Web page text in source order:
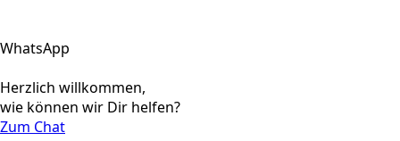
WhatsApp
Herzlich willkommen,
wie können wir Dir helfen?
Zum Chat